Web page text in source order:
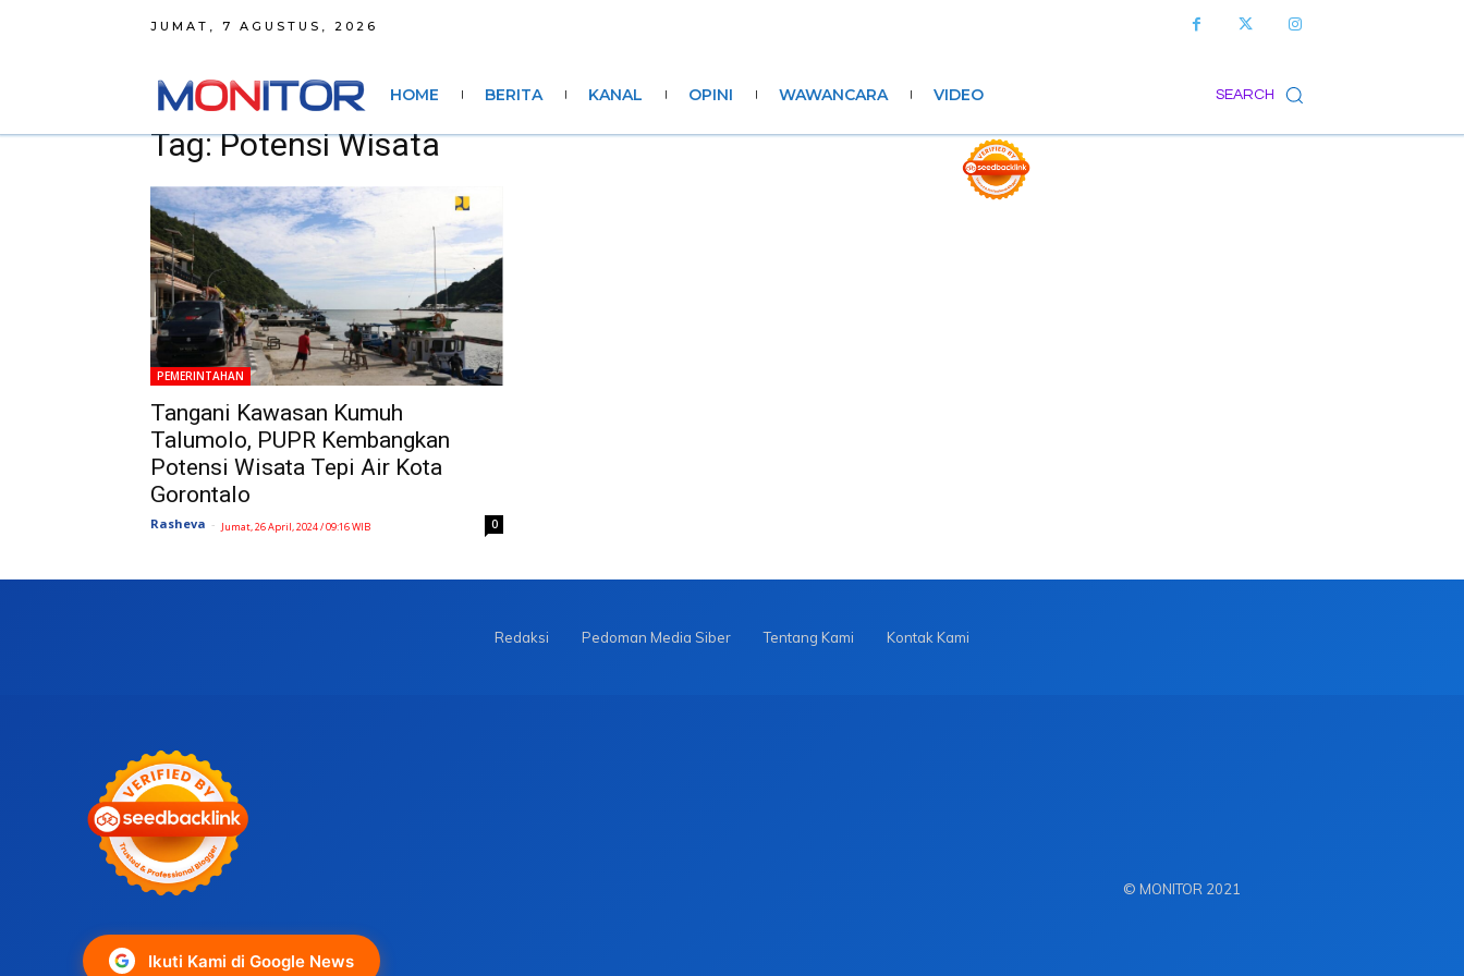
JUMAT, 7 AGUSTUS, 2026
SEARCH
HOME BERITA KANAL OPINI WAWANCARA VIDEO
Tag: Potensi Wisata
PEMERINTAHAN
Tangani Kawasan Kumuh
Talumolo, PUPR Kembangkan
Potensi Wisata Tepi Air Kota
Gorontalo
Rasheva - Jumat, 26 April, 2024 / 09:16 WIB 0
Redaksi Pedoman Media Siber Tentang Kami Kontak Kami
Ikuti Kami di Google News
© MONITOR 2021